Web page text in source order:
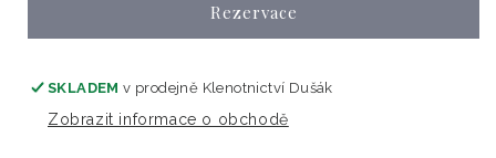
Rezervace
SKLADEM v prodejně Klenotnictví Dušák
Zobrazit informace o obchodě